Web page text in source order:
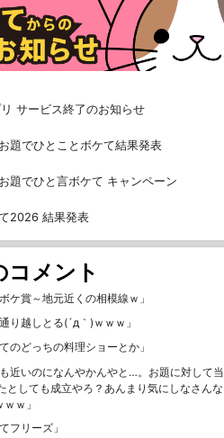
サービス終了のお知らせ
題でひとことボケて結果発表
題でひと言ボケて キャンペーン
2026 結果発表
コメント
ケ賞～地元近くの相模線ｗ 」
り越しとる(´д｀)ｗｗｗ 」
のどっちの料理ショーとか 」
近いのになんやかんやと…。お題に対して当
としても成立やろ？あんまり気にしなさんな
ｗｗ 」
フリーズ 」